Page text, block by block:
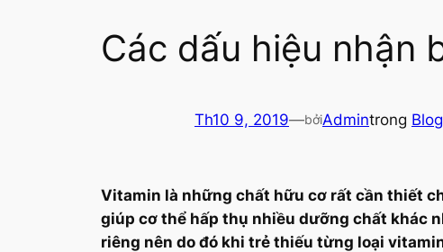
Các dấu hiệu nhận
Th10 9, 2019—bởiAdmintrong
Vitamin là những chất hữu cơ rất cần thiết
giúp cơ thể hấp thụ nhiều dưỡng chất khác
riêng nên do đó khi trẻ thiếu từng loại